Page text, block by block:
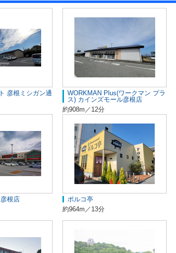
彦根ミシガン通
WORKMAN Plus(ワークマン プラ
ス) カインズモール彦根店
約908m／12分
根店
ポルコ亭
約964m／13分